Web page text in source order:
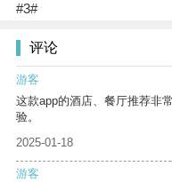
#3#
评论
游客
这款app的酒店、餐厅推荐非
验。
2025-01-18
游客